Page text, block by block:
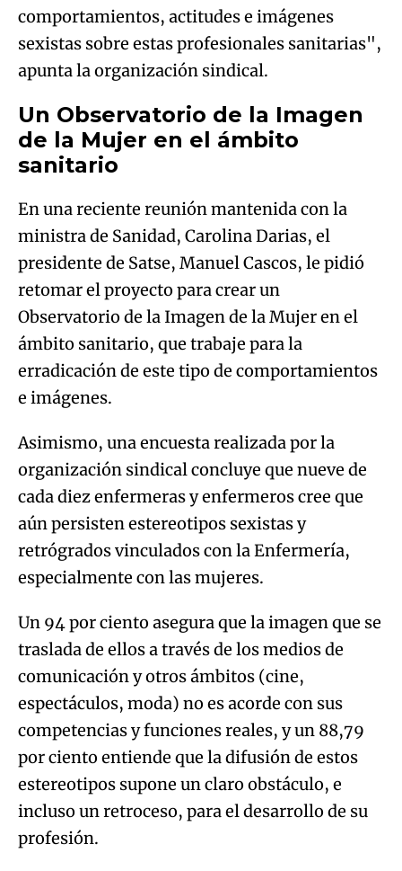
comportamientos, actitudes e imágenes
sexistas sobre estas profesionales sanitarias",
apunta la organización sindical.
Un Observatorio de la Imagen
de la Mujer en el ámbito
sanitario
En una reciente reunión mantenida con la
ministra de Sanidad, Carolina Darias, el
presidente de Satse, Manuel Cascos, le pidió
retomar el proyecto para crear un
Observatorio de la Imagen de la Mujer en el
ámbito sanitario, que trabaje para la
erradicación de este tipo de comportamientos
e imágenes.
Asimismo, una encuesta realizada por la
organización sindical concluye que nueve de
cada diez enfermeras y enfermeros cree que
aún persisten estereotipos sexistas y
retrógrados vinculados con la Enfermería,
especialmente con las mujeres.
Un 94 por ciento asegura que la imagen que se
traslada de ellos a través de los medios de
comunicación y otros ámbitos (cine,
espectáculos, moda) no es acorde con sus
competencias y funciones reales, y un 88,79
por ciento entiende que la difusión de estos
estereotipos supone un claro obstáculo, e
incluso un retroceso, para el desarrollo de su
profesión.